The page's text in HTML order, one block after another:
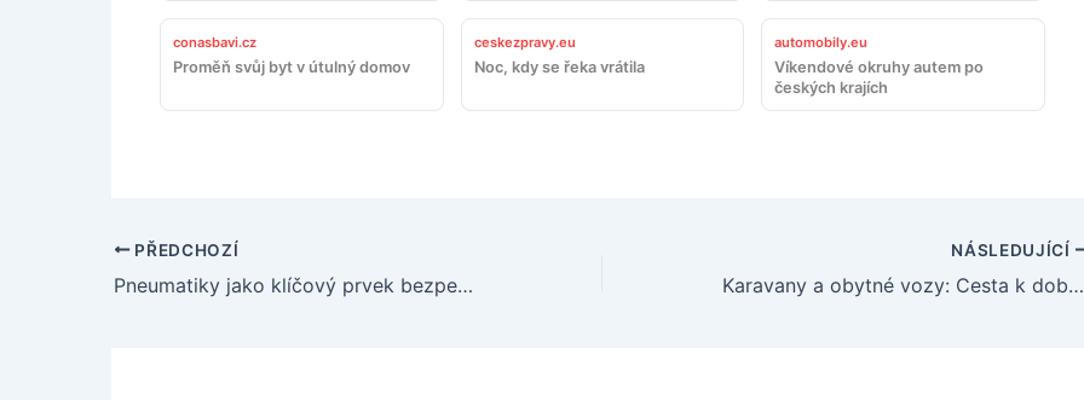
conasbavi.cz
Proměň svůj byt v útulný domov
ceskezpravy.eu
Noc, kdy se řeka vrátila
automobily.eu
Víkendové okruhy autem po
českých krajích
PŘEDCHOZÍ
Pneumatiky jako klíčový prvek bezpečnosti a výkonu automobilu
NÁSLEDUJÍCÍ
Karavany a obytné vozy: Cesta k dobrodružství na čtyřech kolech